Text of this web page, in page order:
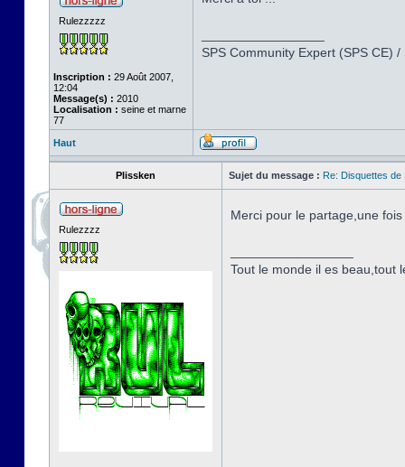
Rulezzzzz
Inscription : 29 Août 2007,
12:04
Message(s) : 2010
Localisation : seine et marne
77
SPS Community Expert (SPS CE) /
Haut
Plissken Sujet du message : Re: Disquettes de
Rulezzzz
Merci pour le partage,une fois
Tout le monde il es beau,tout